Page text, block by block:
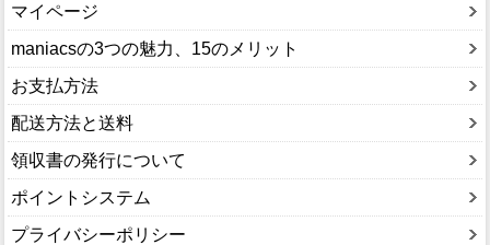
マイページ
maniacsの3つの魅力、15のメリット
お支払方法
配送方法と送料
領収書の発行について
ポイントシステム
プライバシーポリシー